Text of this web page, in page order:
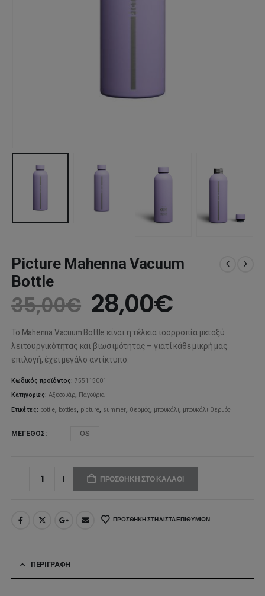
Picture Mahenna Vacuum
Bottle
35,00€ Original
price
was:
35,00€.
28,00€Η
τιμή
28,00€.
Το Mahenna Vacuum Bottle είναι η τέλεια ισορροπία μεταξύ
λειτουργικότητας και βιωσιμότητας – γιατί κάθε μικρή μας
επιλογή, έχει μεγάλο αντίκτυπο.
Κωδικός προϊόντος:755115001
Κατηγορίες:Αξεσουάρ, Παγούρια
Ετικέτες: bottle, bottles, picture, summer, θερμός, μπουκάλι, μπουκάλι θερμός
ΜΈΓΕΘΟΣ OS
ΠΡΟΣΘΉΚΗ ΣΤΟ ΚΑΛΆΘΙ
ΠΡΟΣΘΉΚΗ ΣΤΗ ΛΊΣΤΑ ΕΠΙΘΥΜΙΏΝ
ΠΕΡΙΓΡΑΦΉ